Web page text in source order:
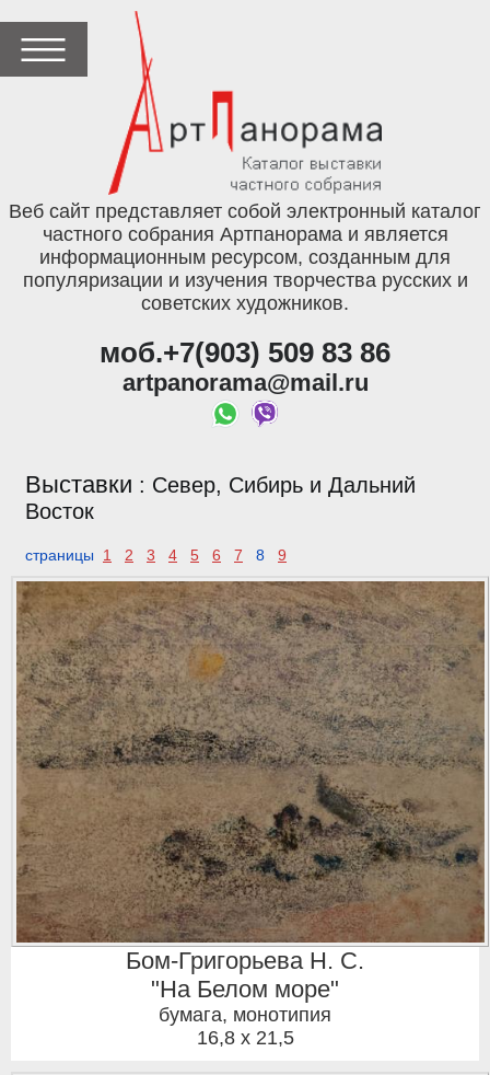
Веб сайт представляет собой электронный каталог
частного собрания Артпанорама и является
информационным ресурсом, созданным для
популяризации и изучения творчества русских и
советских художников.
моб.+7(903) 509 83 86
artpanorama@mail.ru
Выставки : Север, Сибирь и Дальний
Восток
страницы 1 2 3 4 5 6 7 8 9
Бом-Григорьева Н. С.
"На Белом море"
бумага, монотипия
16,8 x 21,5